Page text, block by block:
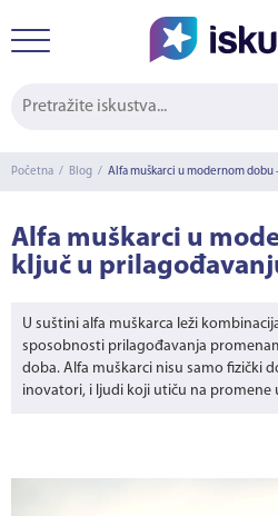
Početna / Blog / Alfa muškarci u modernom
Alfa muškarci u
ključ u
U suštini alfa muškarca leži
sposobnosti prilagođavanja
doba. Alfa muškarci nisu samo fizički
inovatori, i ljudi koji utiču na promene